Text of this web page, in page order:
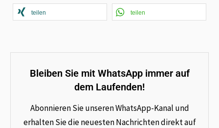
teilen teilen
Bleiben Sie mit WhatsApp immer auf
dem Laufenden!
Abonnieren Sie unseren WhatsApp-Kanal und
erhalten Sie die neuesten Nachrichten direkt auf